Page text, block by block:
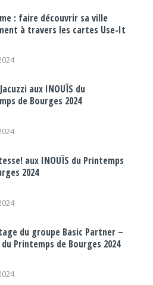
: faire découvrir sa ville
à travers les cartes Use-It
aux INOUÏS du
de Bourges 2024
aux INOUÏS du Printemps
2024
du groupe Basic Partner –
Printemps de Bourges 2024